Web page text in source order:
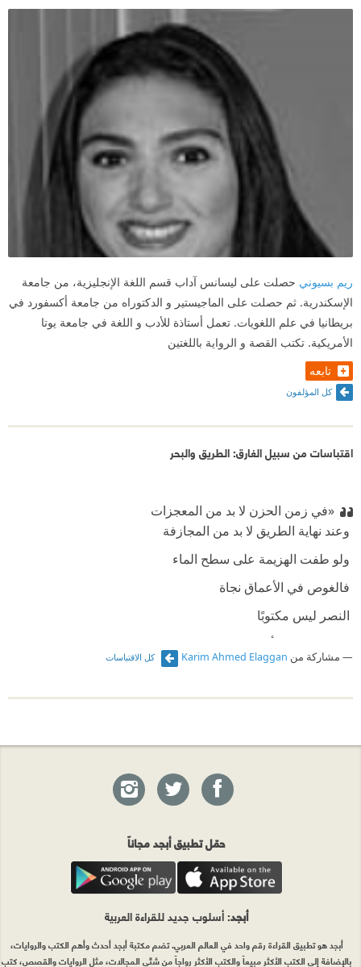
ريم بسيوني حصلت على ليسانس آداب قسم اللغة الإنجليزية، من جامعة
الإسكندرية. ثم حصلت على الماجيستير و الدكتوراه من جامعة أكسفورد في
بريطانيا في علم اللغويات. تعمل أستاذة للأدب و اللغة في جامعة يوتا
الأمريكية. تكتب القصة و الرواية باللغتين
تابعه
كل المؤلفون
اقتباسات من سبيل الغارق: الطريق والبحر
«في زمن الحزن لا بد من المعجزات
‫ وعند نهاية الطريق لا بد من المجازفة
‫ ولو طفت الهزيمة على سطح الماء
‫ فالغوص في الأعماق نجاة
‫ النصر ليس مكتوبًا
‫ والخيبة ليست أبدية
مشاركة من Karim Ahmed Elaggan كل الاقتباسات
حمّل تطبيق أبجد مجاناً
أبجد: أسلوب جديد للقراءة العربية
أبجد هو تطبيق القراءة رقم واحد في العالم العربي. تضم مكتبة أبجد أحدث وأهم الكتب والروايات،
بالإضافة إلى الكتب الأكثر مبيعاً والكتب الأكثر رواجاً من شتّى المجالات، مثل الروايات والقصص، كتب